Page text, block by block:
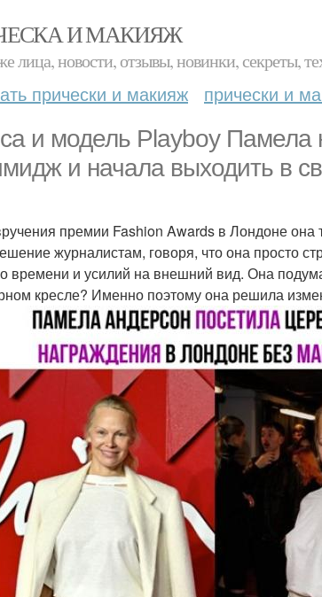
И МАКИЯЖ
лица, новости, отзывы, новинки, секреты,
прически и макияж прически и
и модель Playboy
и начала выходить в
премии Fashion Awards в Лондоне она
журналистам, говоря, что она просто
времени и усилий на внешний вид. Она
кресле? Именно поэтому она решила